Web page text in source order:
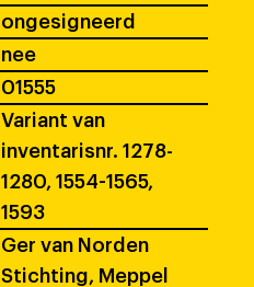
ongesigneerd
nee
01555
Variant van
inventarisnr. 1278-
1280, 1554-1565,
1593
Ger van Norden
Stichting, Meppel